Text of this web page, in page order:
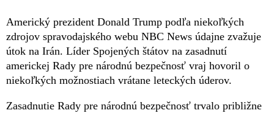
Americký prezident Donald Trump podľa niekoľkých
zdrojov spravodajského webu NBC News údajne zvažuje
útok na Irán. Líder Spojených štátov na zasadnutí
americkej Rady pre národnú bezpečnosť vraj hovoril o
niekoľkých možnostiach vrátane leteckých úderov.
Zasadnutie Rady pre národnú bezpečnosť trvalo približne